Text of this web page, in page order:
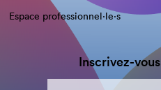
Espace professionnel·le⋅s
Inscrivez-